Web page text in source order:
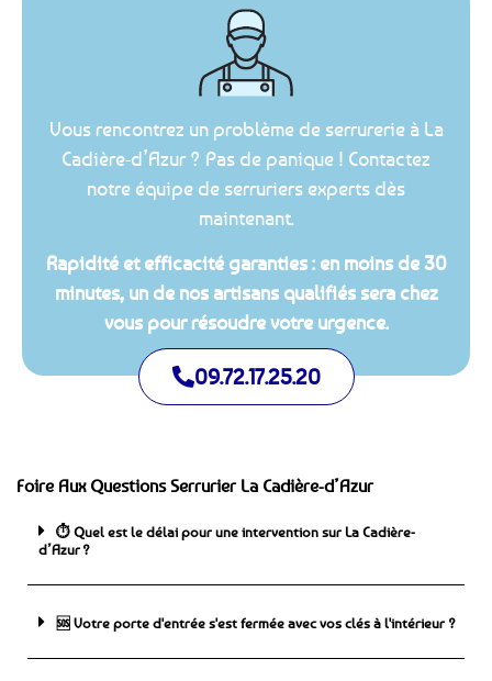
Vous rencontrez un problème de serrurerie à La
Cadière-d’Azur ? Pas de panique ! Contactez
notre équipe de serruriers experts dès
maintenant.
Rapidité et efficacité garanties : en moins de 30
minutes, un de nos artisans qualifiés sera chez
vous pour résoudre votre urgence.
09.72.17.25.20
Foire Aux Questions Serrurier La Cadière-d’Azur
⏱️ Quel est le délai pour une intervention sur La Cadière-
d’Azur ?
🆘 ️Votre porte d'entrée s'est fermée avec vos clés à l'intérieur ?